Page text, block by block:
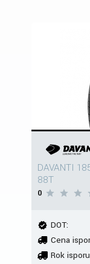
DAVANTI
88T
0
DOT:
Cena
Rok